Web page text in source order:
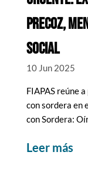
PRECOZ,
SOCIAL
10 Jun 2025
FIAPAS reúne
con sordera en
con Sordera:
leer más